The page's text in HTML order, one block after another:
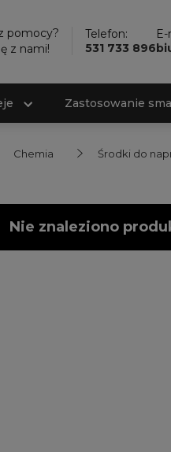
pomocy?
z nami!
Telefon:
531 733 896
Zastosowanie
Chemia Środki do
Nie znaleziono